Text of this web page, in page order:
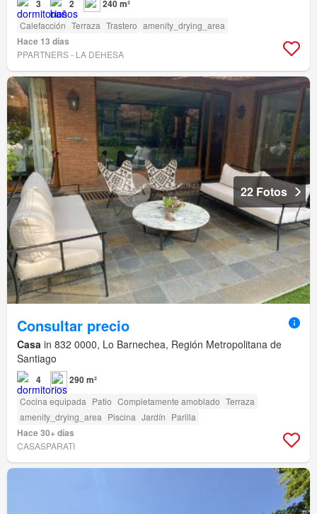
3 2 240 m²
Calefacción Terraza Trastero amenity_drying_area
Hace 13 días
PPARTNERS - LA DEHESA
22 Fotos
Consultar precio
Casa in 832 0000, Lo Barnechea, Región Metropolitana de
Santiago
4 290 m²
Cocina equipada Patio Completamente amoblado Terraza
amenity_drying_area Piscina Jardín Parilla
Hace 30+ días
CASASPARATI